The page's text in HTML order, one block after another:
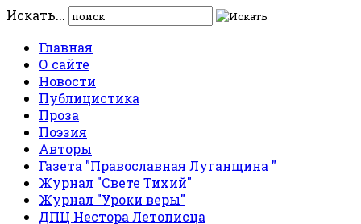
Искать...
Главная
О сайте
Новости
Публицистика
Проза
Поэзия
Авторы
Газета "Православная Луганщина "
Журнал "Свете Тихий"
Журнал "Уроки веры"
ДПЦ Нестора Летописца